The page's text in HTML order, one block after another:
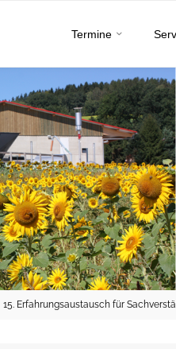
content
Termine
15. Erfahrungsaustausch für